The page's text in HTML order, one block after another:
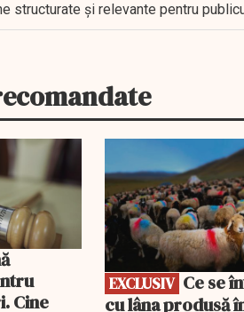
structurate și relevante pentru
Cine
EXCLUSIV
EXCLUSIV
cu lâna produsă